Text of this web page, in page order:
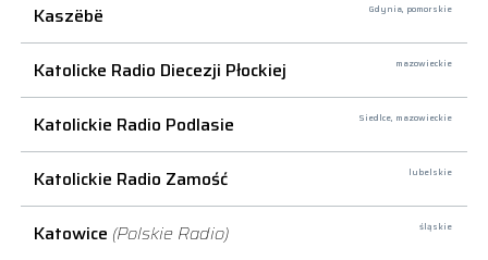
Kaszëbë Gdynia, pomorskie
Katolicke Radio Diecezji Płockiej mazowieckie
Katolickie Radio Podlasie Siedlce, mazowieckie
Katolickie Radio Zamość lubelskie
Katowice (Polskie Radio) śląskie